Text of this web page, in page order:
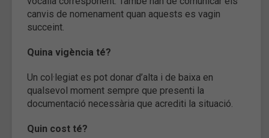
canvis de nomenament quan aquests es vagin
succeint.
Quina vigència té?
Un col·legiat es pot donar d’alta i de baixa en
qualsevol moment sempre que presenti la
documentació necessària que acrediti la situació.
Quin cost té?